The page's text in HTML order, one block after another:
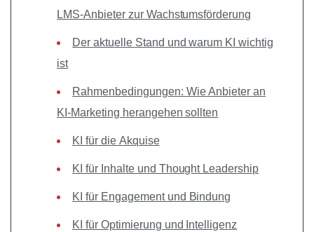
LMS-Anbieter zur Wachstumsförderung
Der aktuelle Stand und warum KI wichtig
ist
Rahmenbedingungen: Wie Anbieter an
KI-Marketing herangehen sollten
KI für die Akquise
KI für Inhalte und Thought Leadership
KI für Engagement und Bindung
KI für Optimierung und Intelligenz